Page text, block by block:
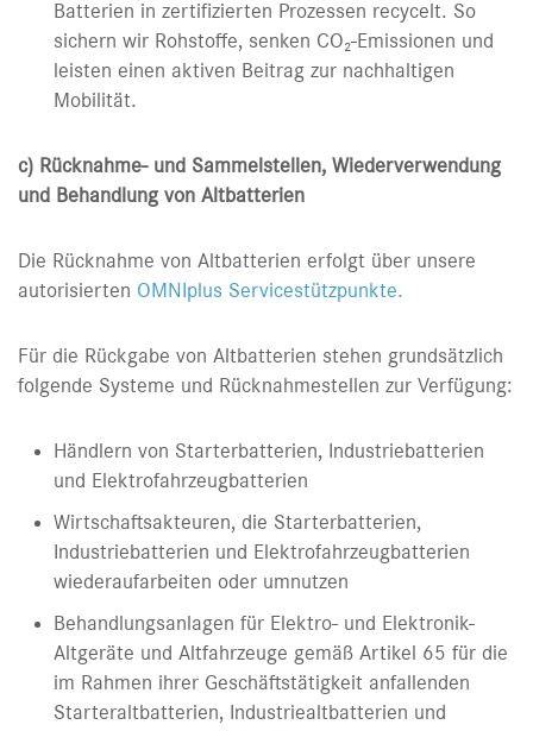
Batterien in zertifizierten Prozessen recycelt. So
sichern wir Rohstoffe, senken CO₂-Emissionen und
leisten einen aktiven Beitrag zur nachhaltigen
Mobilität.
c) Rücknahme- und Sammelstellen, Wiederverwendung
und Behandlung von Altbatterien
Die Rücknahme von Altbatterien erfolgt über unsere
autorisierten OMNIplus Servicestützpunkte.
Für die Rückgabe von Altbatterien stehen grundsätzlich
folgende Systeme und Rücknahmestellen zur Verfügung:
Händlern von Starterbatterien, Industriebatterien
und Elektrofahrzeugbatterien
Wirtschaftsakteuren, die Starterbatterien,
Industriebatterien und Elektrofahrzeugbatterien
wiederaufarbeiten oder umnutzen
Behandlungsanlagen für Elektro- und Elektronik-
Altgeräte und Altfahrzeuge gemäß Artikel 65 für die
im Rahmen ihrer Geschäftstätigkeit anfallenden
Starteraltbatterien, Industriealtbatterien und